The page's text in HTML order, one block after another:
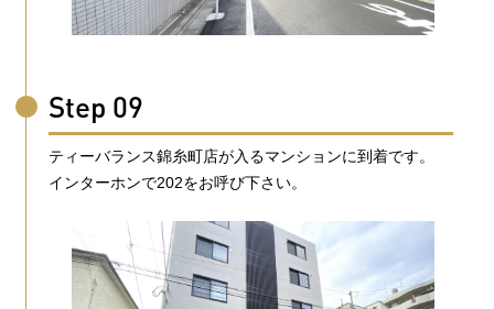
Step 09
ティーバランス錦糸町店が入るマンションに到着です。
インターホンで202をお呼び下さい。